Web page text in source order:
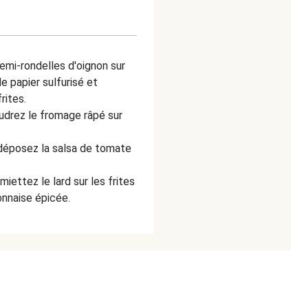
rondelles d'oignon sur
papier sulfurisé et
le fromage râpé sur
la salsa de tomate
le lard sur les frites
épicée.